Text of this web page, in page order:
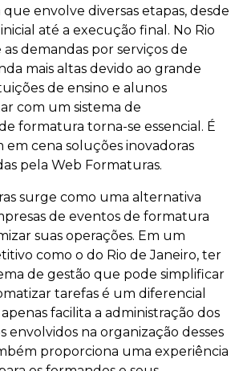
envolve diversas etapas, desde
até a execução final. No Rio
demandas por serviços de
mais altas devido ao grande
de ensino e alunos
com um sistema de
formatura torna-se essencial. É
cena soluções inovadoras
pela Web Formaturas.
surge como uma alternativa
de eventos de formatura
suas operações. Em um
como o do Rio de Janeiro, ter
de gestão que pode simplificar
tarefas é um diferencial
facilita a administração dos
envolvidos na organização desses
proporciona uma experiência